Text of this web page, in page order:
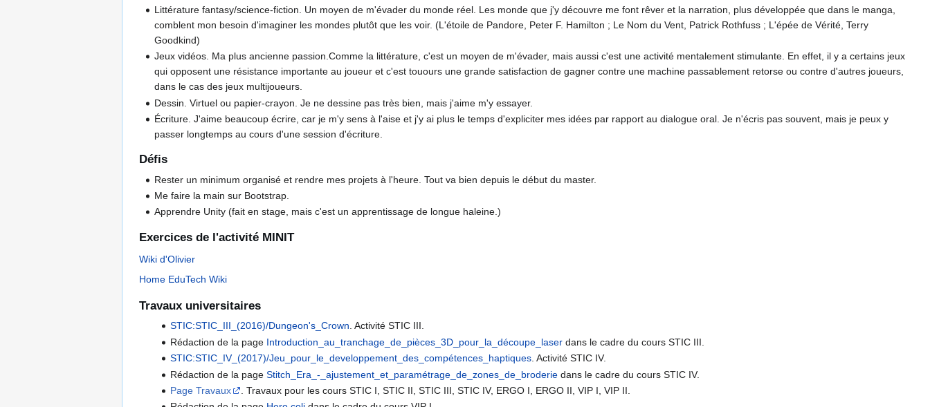
Littérature fantasy/science-fiction. Un moyen de m'évader du monde réel. Les monde que j'y découvre me font rêver et la narration, plus développée que dans le manga,
comblent mon besoin d'imaginer les mondes plutôt que les voir. (L'étoile de Pandore, Peter F. Hamilton ; Le Nom du Vent, Patrick Rothfuss ; L'épée de Vérité, Terry
Goodkind)
Jeux vidéos. Ma plus ancienne passion.Comme la littérature, c'est un moyen de m'évader, mais aussi c'est une activité mentalement stimulante. En effet, il y a certains jeux
qui opposent une résistance importante au joueur et c'est touours une grande satisfaction de gagner contre une machine passablement retorse ou contre d'autres joueurs,
dans le cas des jeux multijoueurs.
Dessin. Virtuel ou papier-crayon. Je ne dessine pas très bien, mais j'aime m'y essayer.
Écriture. J'aime beaucoup écrire, car je m'y sens à l'aise et j'y ai plus le temps d'expliciter mes idées par rapport au dialogue oral. Je n'écris pas souvent, mais je peux y
passer longtemps au cours d'une session d'écriture.
Défis
Rester un minimum organisé et rendre mes projets à l'heure. Tout va bien depuis le début du master.
Me faire la main sur Bootstrap.
Apprendre Unity (fait en stage, mais c'est un apprentissage de longue haleine.)
Exercices de l'activité MINIT
Wiki d'Olivier
Home EduTech Wiki
Travaux universitaires
STIC:STIC_III_(2016)/Dungeon's_Crown. Activité STIC III.
Rédaction de la page Introduction_au_tranchage_de_pièces_3D_pour_la_découpe_laserdans le cadre du cours STIC III.
STIC:STIC_IV_(2017)/Jeu_pour_le_developpement_des_compétences_haptiques. Activité STIC IV.
Rédaction de la page Stitch_Era_-_ajustement_et_paramétrage_de_zones_de_broderiedans le cadre du cours STIC IV.
Page Travaux
. Travaux pour les cours STIC I, STIC II, STIC III, STIC IV, ERGO I, ERGO II, VIP I, VIP II.